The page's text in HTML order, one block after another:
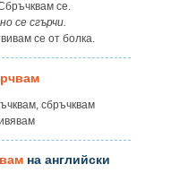
се.
се сгърчи.
се от болка.
сбръчквам
на английски